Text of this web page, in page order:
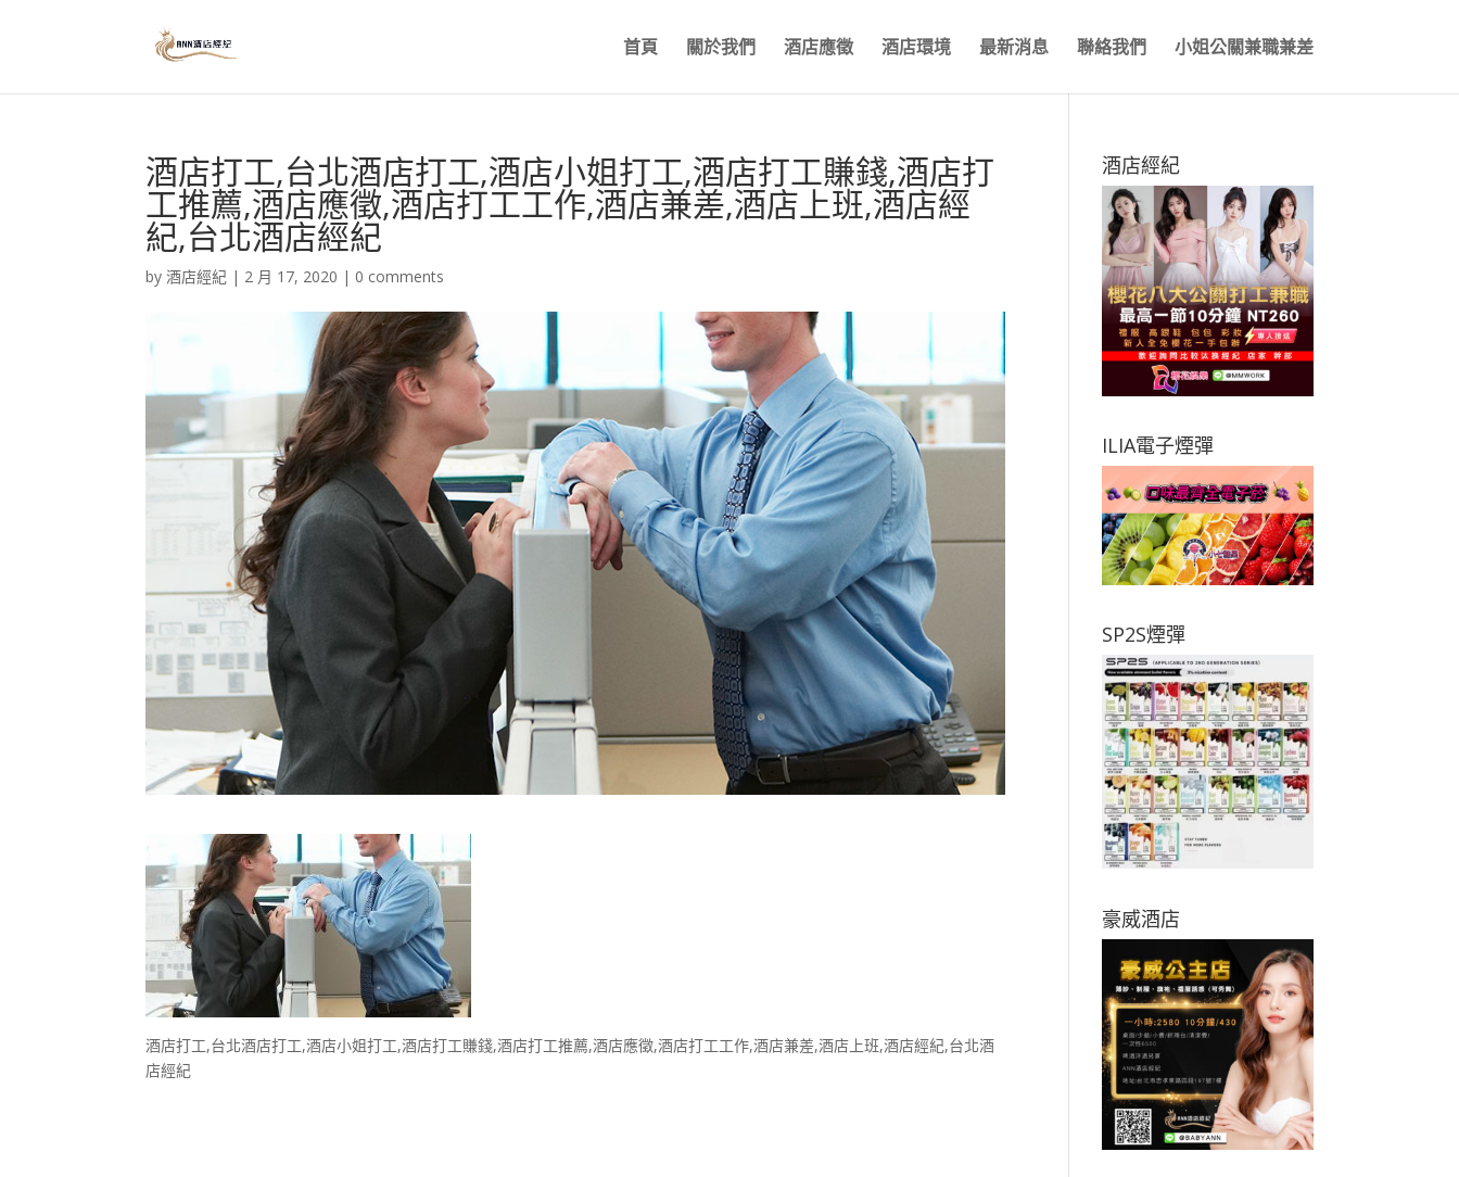
首頁 關於我們 酒店應徵 酒店環境 最新消息 聯絡我們 小姐公關兼職兼差
酒店打工,台北酒店打工,酒店小姐打工,酒店打工賺錢,酒店打
工推薦,酒店應徵,酒店打工工作,酒店兼差,酒店上班,酒店經
紀,台北酒店經紀
by酒店經紀 | 2 月 17, 2020 | 0 comments
酒店打工,台北酒店打工,酒店小姐打工,酒店打工賺錢,酒店打工推薦,酒店應徵,酒店打工工作,酒店兼差,酒店上班,酒店經紀,台北酒
店經紀
酒店經紀
ILIA電子煙彈
SP2S煙彈
豪威酒店